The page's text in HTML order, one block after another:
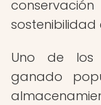
sostenibilidad
Uno de los
ganado